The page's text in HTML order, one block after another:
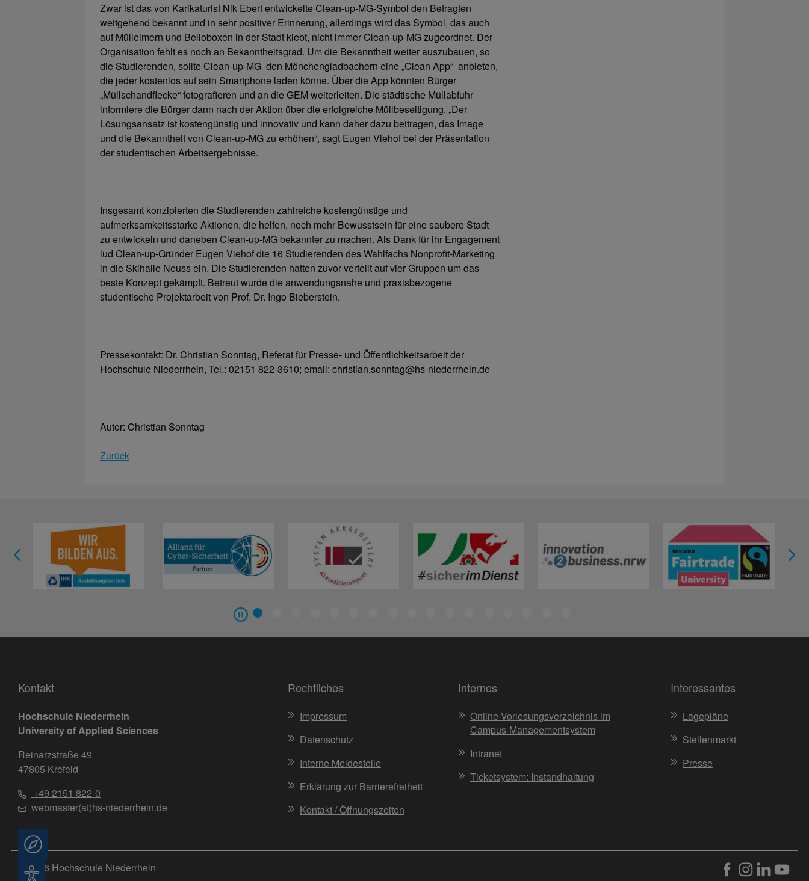
Zwar ist das von Karikaturist Nik Ebert entwickelte Clean-up-MG-Symbol den Befragten
weitgehend bekannt und in sehr positiver Erinnerung, allerdings wird das Symbol, das auch
auf Mülleimern und Belloboxen in der Stadt klebt, nicht immer Clean-up-MG zugeordnet. Der
Organisation fehlt es noch an Bekanntheits­grad. Um die Bekanntheit weiter auszubauen, so
die Studierenden, sollte Clean-up-MG den Mönchengladbachern eine „Clean App“ anbieten,
die jeder kostenlos auf sein Smartphone laden könne. Über die App könnten Bürger
„Müllschandflecke“ fotografieren und an die GEM weiterleiten. Die städtische Müllabfuhr
informiere die Bürger dann nach der Aktion über die erfolgreiche Müllbeseitigung. „Der
Lösungsansatz ist kostengünstig und innovativ und kann daher dazu beitragen, das Image
und die Bekanntheit von Clean-up-MG zu erhöhen“, sagt Eugen Viehof bei der Präsentation
der studentischen Arbeitsergebnisse.
Insgesamt konzipierten die Studierenden zahlreiche kostengünstige und
aufmerksamkeitsstarke Aktionen, die helfen, noch mehr Bewusstsein für eine saubere Stadt
zu entwickeln und daneben Clean-up-MG bekannter zu machen. Als Dank für ihr Engagement
lud Clean-up-Gründer Eugen Viehof die 16 Studierenden des Wahlfachs Nonprofit-Marketing
in die Skihalle Neuss ein. Die Studierenden hatten zuvor verteilt auf vier Gruppen um das
beste Konzept gekämpft. Betreut wurde die anwendungsnahe und praxis­bezogene
studentische Projektarbeit von Prof. Dr. Ingo Bieberstein.
Pressekontakt: Dr. Christian Sonntag, Referat für Presse- und Öffentlichkeitsarbeit der
Hochschule Niederrhein, Tel.: 02151 822-3610; email: christian.sonntag@hs-niederrhein.de
Autor: Christian Sonntag
Zurück
Kontakt
Hochschule Niederrhein
University of Applied Sciences
Reinarzstraße 49
47805 Krefeld
+49 2151 822-0
webmaster(at)hs-niederrhein.de
Rechtliches
Impressum
Datenschutz
Interne Meldestelle
Erklärung zur Barrierefreiheit
Kontakt / Öffnungszeiten
Internes
Online-Vorlesungsverzeichnis im
Campus-Managementsystem
Intranet
Ticketsystem: Instandhaltung
Interessantes
Lagepläne
Stellenmarkt
Presse
© 2026 Hochschule Niederrhein
Barrierefreiheit